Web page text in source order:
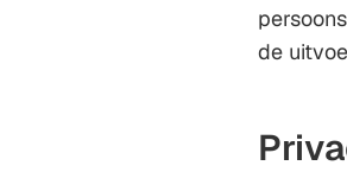
de